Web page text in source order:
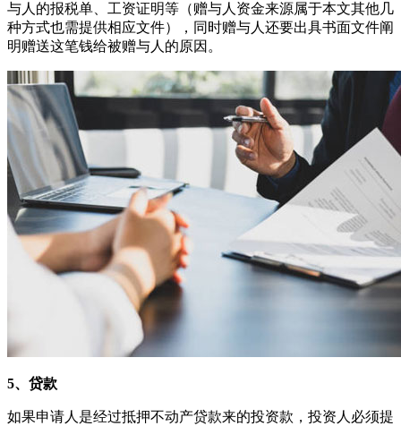
与人的报税单、工资证明等（赠与人资金来源属于本文其他几
种方式也需提供相应文件），同时赠与人还要出具书面文件阐
明赠送这笔钱给被赠与人的原因。
5、贷款
如果申请人是经过抵押不动产贷款来的投资款，投资人必须提